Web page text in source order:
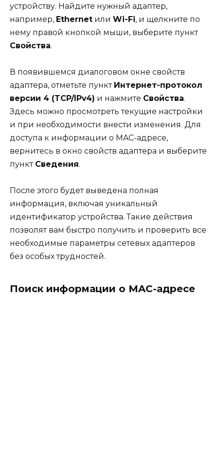
устройству. Найдите нужный адаптер,
например, Ethernet или Wi-Fi, и щелкните по
нему правой кнопкой мыши, выберите пункт
Свойства.
В появившемся диалоговом окне свойств
адаптера, отметьте пункт Интернет-протокол
версии 4 (TCP/IPv4) и нажмите Свойства.
Здесь можно просмотреть текущие настройки
и при необходимости внести изменения. Для
доступа к информации о MAC-адресе,
вернитесь в окно свойств адаптера и выберите
пункт Сведения.
После этого будет выведена полная
информация, включая уникальный
идентификатор устройства. Такие действия
позволят вам быстро получить и проверить все
необходимые параметры сетевых адаптеров
без особых трудностей.
Поиск информации о MAC-адресе